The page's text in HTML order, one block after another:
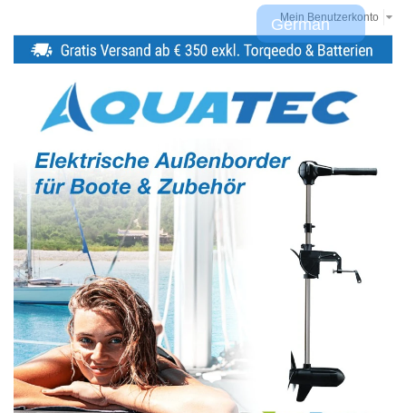
Mein Benutzerkonto